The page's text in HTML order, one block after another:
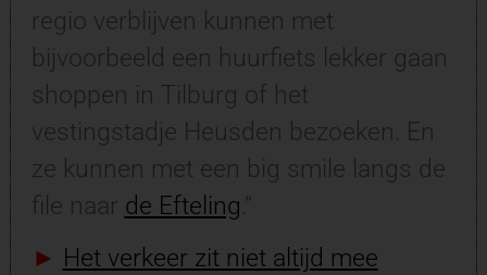
regio verblijven kunnen met
bijvoorbeeld een huurfiets lekker gaan
shoppen in Tilburg of het
vestingstadje Heusden bezoeken. En
ze kunnen met een big smile langs de
file naar de Efteling.”
► Het verkeer zit niet altijd mee